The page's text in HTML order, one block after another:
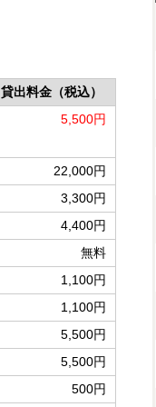
貸出料金（税込）
5,500円
22,000円
3,300円
4,400円
無料
1,100円
1,100円
5,500円
5,500円
500円